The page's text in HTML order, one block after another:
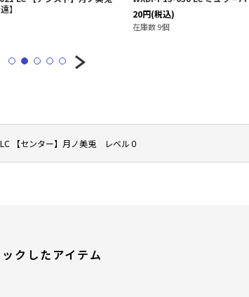
【センター】月ノ美兎 レベル０
】
20円(税込)
在庫数 9個
クしたアイテム